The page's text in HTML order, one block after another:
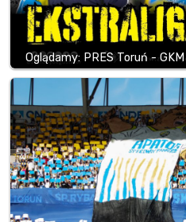
Oglądamy: PRES Toruń -